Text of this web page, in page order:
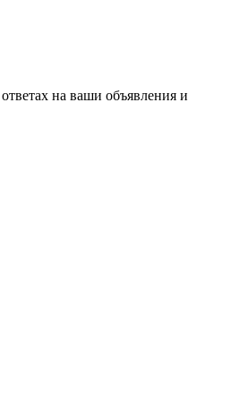
на ваши объявления и